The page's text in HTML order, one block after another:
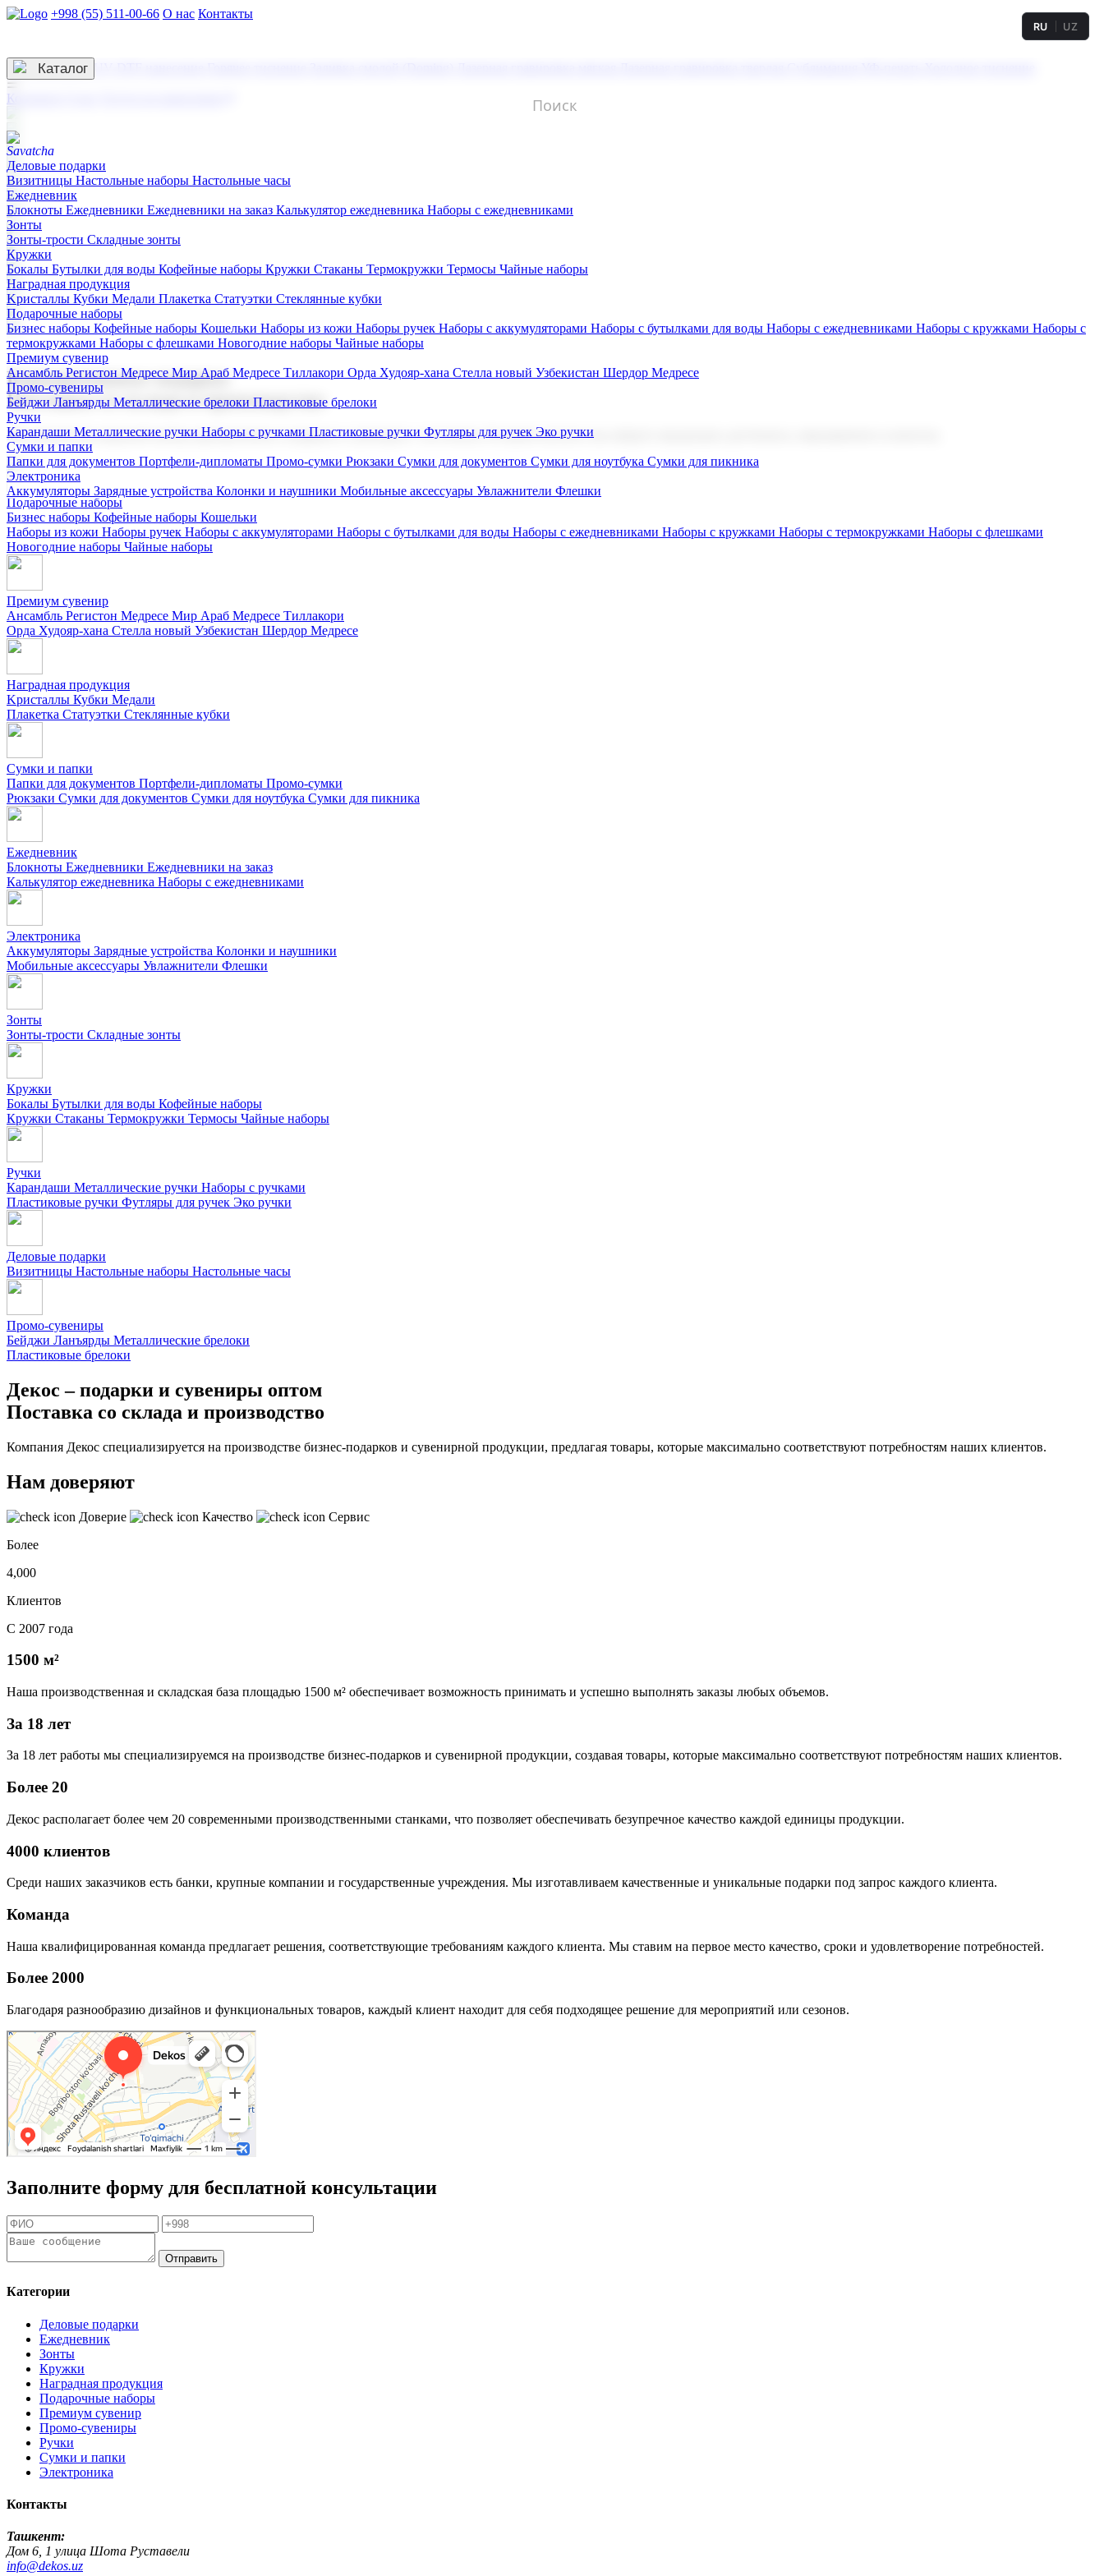
+998 (55) 511-00-66 О нас Контакты
3D гравировка
RU UZ
☰
Контакты
Каталог
Деловые подарки
Визитницы Настольные наборы Настольные часы
Ежедневник
Блокноты Ежедневники Ежедневники на заказ Калькулятор ежедневника Наборы с ежедневниками
Зонты
Зонты-трости Складные зонты
Кружки
Бокалы Бутылки для воды Кофейные наборы Кружки Стаканы Термокружки Термосы Чайные наборы
Наградная продукция
Kристаллы Кубки Медали Плакетка Статуэтки Стеклянные кубки
Подарочные наборы
Бизнес наборы Кофейные наборы Кошельки Наборы из кожи Наборы ручек Наборы с аккумуляторами Наборы с бутылками для воды Наборы с ежедневниками Наборы с кружками Наборы с
термокружками Наборы с флешками Новогодние наборы Чайные наборы
Премиум сувенир
Ансамбль Регистон Медресе Мир Араб Медресе Тиллакори Орда Худояр-хана Стелла новый Узбекистан Шердор Медресе
Промо-сувениры
Бейджи Ланъярды Металлические брелоки Пластиковые брелоки
Ручки
Карандаши Металлические ручки Наборы с ручками Пластиковые ручки Футляры для ручек Эко ручки
Сумки и папки
Папки для документов Портфели-дипломаты Промо-сумки Рюкзаки Сумки для документов Сумки для ноутбука Сумки для пикника
Электроника
Аккумуляторы Зарядные устройства Колонки и наушники Мобильные аксессуары Увлажнители Флешки
Корпоративные подарки
Поставка со склада и производство
Мы предлагаем широкий выбор корпоративных подарков и сувениров с логотипом. В нашем каталоге вы найдете продукцию для бизнеса, мероприятия и клиентов.
Подарочные наборы
Бизнес наборы Кофейные наборы Кошельки
Наборы из кожи Наборы ручек Наборы с аккумуляторами Наборы с бутылками для воды Наборы с ежедневниками Наборы с кружками Наборы с термокружками Наборы с флешками
Новогодние наборы Чайные наборы
Премиум сувенир
Ансамбль Регистон Медресе Мир Араб Медресе Тиллакори
Орда Худояр-хана Стелла новый Узбекистан Шердор Медресе
Наградная продукция
Kристаллы Кубки Медали
Плакетка Статуэтки Стеклянные кубки
Сумки и папки
Папки для документов Портфели-дипломаты Промо-сумки
Рюкзаки Сумки для документов Сумки для ноутбука Сумки для пикника
Ежедневник
Блокноты Ежедневники Ежедневники на заказ
Калькулятор ежедневника Наборы с ежедневниками
Электроника
Аккумуляторы Зарядные устройства Колонки и наушники
Мобильные аксессуары Увлажнители Флешки
Зонты
Зонты-трости Складные зонты
Кружки
Бокалы Бутылки для воды Кофейные наборы
Кружки Стаканы Термокружки Термосы Чайные наборы
Ручки
Карандаши Металлические ручки Наборы с ручками
Пластиковые ручки Футляры для ручек Эко ручки
Деловые подарки
Визитницы Настольные наборы Настольные часы
Промо-сувениры
Бейджи Ланъярды Металлические брелоки
Пластиковые брелоки
Декос – подарки и сувениры оптом
Поставка со склада и производство
Компания Декос специализируется на производстве бизнес-подарков и сувенирной продукции, предлагая товары, которые максимально соответствуют потребностям наших клиентов.
Нам доверяют
Доверие Качество
Сервис
Более
4,000
Клиентов
С 2007 года
1500 м²
Наша производственная и складская база площадью 1500 м² обеспечивает возможность принимать и успешно выполнять заказы любых объемов.
За 18 лет
За 18 лет работы мы специализируемся на производстве бизнес-подарков и сувенирной продукции, создавая товары, которые максимально соответствуют потребностям наших клиентов.
Более 20
Декос располагает более чем 20 современными производственными станками, что позволяет обеспечивать безупречное качество каждой единицы продукции.
4000 клиентов
Среди наших заказчиков есть банки, крупные компании и государственные учреждения. Мы изготавливаем качественные и уникальные подарки под запрос каждого клиента.
Команда
Наша квалифицированная команда предлагает решения, соответствующие требованиям каждого клиента. Мы ставим на первое место качество, сроки и удовлетворение потребностей.
Более 2000
Благодаря разнообразию дизайнов и функциональных товаров, каждый клиент находит для себя подходящее решение для мероприятий или сезонов.
Заполните форму для бесплатной консультации
Отправить
Категории
Деловые подарки
Ежедневник
Зонты
Кружки
Наградная продукция
Подарочные наборы
Премиум сувенир
Промо-сувениры
Ручки
Сумки и папки
Электроника
Контакты
Ташкент:
Дом 6, 1 улица Шота Руставели
info@dekos.uz